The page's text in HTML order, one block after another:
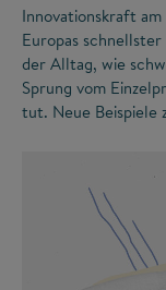
Innovationskraft
Europas
der Alltag, wie
Sprung vom
tut. Neue Beispiele